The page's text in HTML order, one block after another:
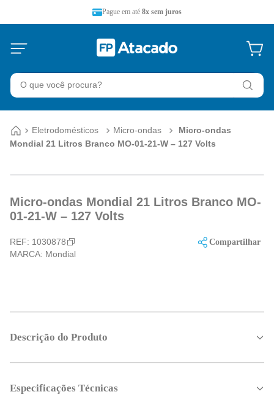
Pague em até 8x sem juros
O que você procura?
Eletrodomésticos Micro-ondas
Micro-ondas
Mondial 21 Litros Branco MO-01-21-W – 127 Volts
Micro-ondas Mondial 21 Litros Branco MO-
01-21-W – 127 Volts
REF: 1030878
MARCA: Mondial
Compartilhar
Descrição do Produto
Especificações Técnicas